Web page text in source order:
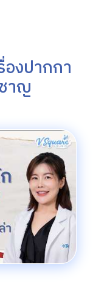
งปากกา
าญ